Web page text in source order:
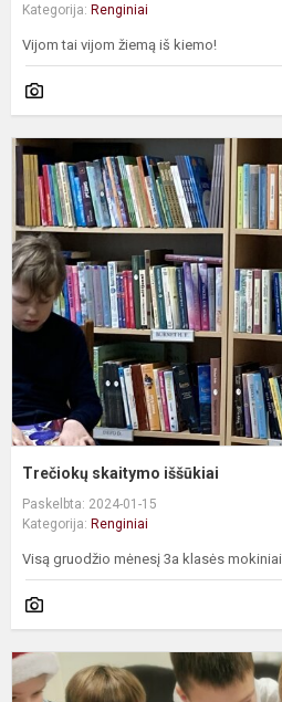
Kategorija: Renginiai
Vijom tai vijom žiemą iš kiemo!
Trečiokų skaitymo iššūkiai
Paskelbta: 2024-01-15
Kategorija: Renginiai
Visą gruodžio mėnesį 3a klasės